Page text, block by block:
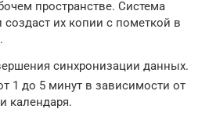
пространстве. Система
создаст их копии с пометкой в
синхронизации данных.
1 до 5 минут в зависимости от
календаря.